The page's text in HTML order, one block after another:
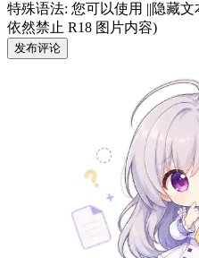
特殊语法: 您可以使用 ||隐藏
依然禁止 R18 图片内容)
发布评论